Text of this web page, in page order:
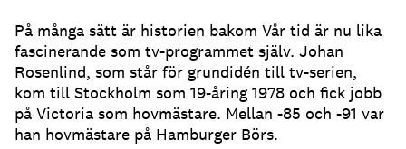
På många sätt är historien bakom Vår tid är nu lika
fascinerande som tv-programmet själv. Johan
Rosenlind, som står för grundidén till tv-serien,
kom till Stockholm som 19-åring 1978 och fick jobb
på Victoria som hovmästare. Mellan -85 och -91 var
han hovmästare på Hamburger Börs.